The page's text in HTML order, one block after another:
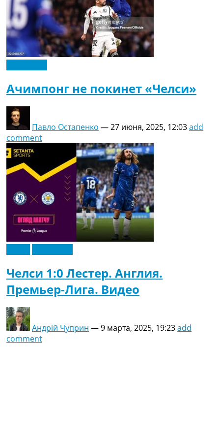
Ачимпонг не покинет «Челси»
Павло Остапенко —27 июня, 2025, 12:03add
comment
Челси 1:0 Лестер. Англия.
Премьер-Лига. Видео
Андрій Чуприн —9 марта, 2025, 19:23add
comment